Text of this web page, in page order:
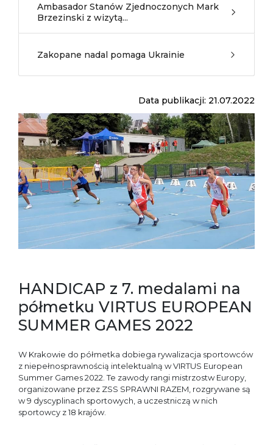
Ambasador Stanów Zjednoczonych Mark
Brzezinski z wizytą...
Zakopane nadal pomaga Ukrainie
Data publikacji: 21.07.2022
HANDICAP z 7. medalami na
półmetku VIRTUS EUROPEAN
SUMMER GAMES 2022
W Krakowie do półmetka dobiega rywalizacja sportowców
z niepełnosprawnością intelektualną w VIRTUS European
Summer Games 2022. Te zawody rangi mistrzostw Europy,
organizowane przez ZSS SPRAWNI RAZEM, rozgrywane są
w 9 dyscyplinach sportowych, a uczestniczą w nich
sportowcy z 18 krajów.